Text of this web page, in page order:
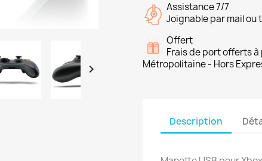

Assistance 7/7
Joignable par mail ou
Offert
Frais de port offerts
Métropolitaine - Hors
Description